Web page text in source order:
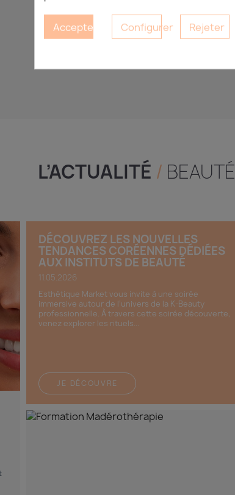
L’ACTUALITÉ / BEAUTÉ
DÉCOUVREZ LES NOUVELLES
TENDANCES CORÉENNES DÉDIÉES
AUX INSTITUTS DE BEAUTÉ
11.05.2026
Esthétique Market vous invite à une soirée
immersive autour de l’univers de la K-Beauty
professionnelle. À travers cette soirée découverte,
venez explorer les rituels...
JE DÉCOUVRE
Accepter Configurer Rejeter